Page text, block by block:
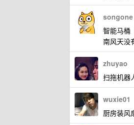
songone
智能马桶
南风天没
zhuyao
扫拖机器
wuxie01
厨房装风